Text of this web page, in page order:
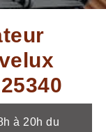
à 20h du